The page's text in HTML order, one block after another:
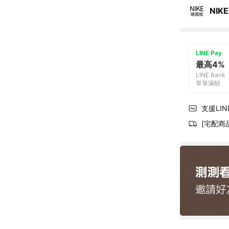
NIKE
LINE Pay
最高4%
LINE Bank
單筆滿額
支援
[宅配商